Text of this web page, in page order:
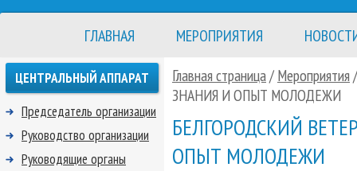
ГЛАВНАЯ МЕРОПРИЯТИЯ
Главная страница/ Мероприятия
ЗНАНИЯ И ОПЫТ МОЛОДЕЖИ
БЕЛГОРОДСКИЙ
ОПЫТ МОЛОДЕЖИ
ЦЕНТРАЛЬНЫЙ АППАРАТ
Председатель организации
Руководство организации
Руководящие органы